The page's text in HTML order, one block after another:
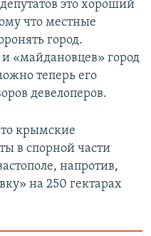
это хороший
что местные
город.
«майдановцев» город
теперь его
девелоперов.
крымские
в спорной части
напротив,
на 250 гектарах